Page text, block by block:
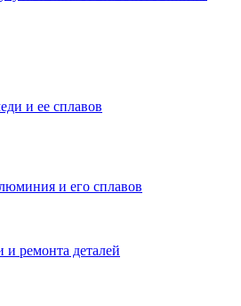
и ее сплавов
и его сплавов
ремонта деталей